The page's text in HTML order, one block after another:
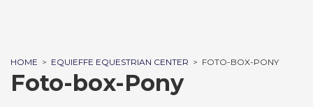
HOME > EQUIEFFE EQUESTRIAN CENTER > FOTO-BOX-PONY
Foto-box-Pony